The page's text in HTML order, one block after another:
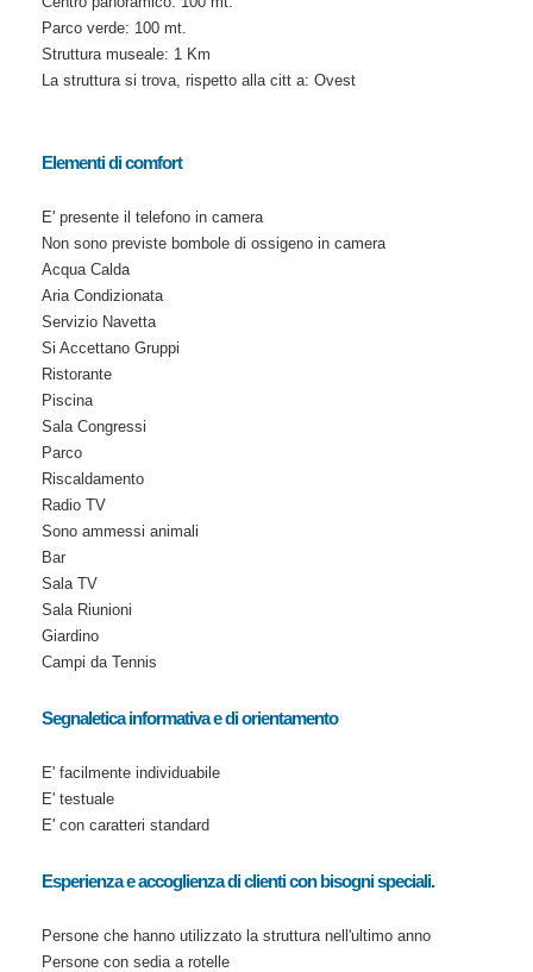
Parco verde: 100 mt.
Struttura museale: 1 Km
La struttura si trova, rispetto alla citt a: Ovest
Elementi di comfort
E' presente il telefono in camera
Non sono previste bombole di ossigeno in camera
Acqua Calda
Aria Condizionata
Servizio Navetta
Si Accettano Gruppi
Ristorante
Piscina
Sala Congressi
Parco
Riscaldamento
Radio TV
Sono ammessi animali
Bar
Sala TV
Sala Riunioni
Giardino
Campi da Tennis
Segnaletica informativa e di orientamento
E' facilmente individuabile
E' testuale
E' con caratteri standard
Esperienza e accoglienza di clienti con bisogni speciali.
Persone che hanno utilizzato la struttura nell'ultimo anno
Persone con sedia a rotelle